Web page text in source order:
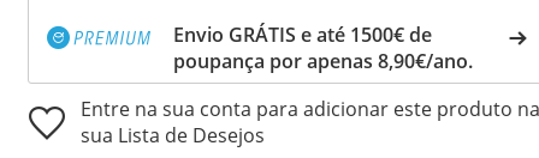
Envio GRÁTIS e até 1500€ de
poupança por apenas 8,90€/ano.
Entre na sua conta para adicionar este produto na
sua Lista de Desejos